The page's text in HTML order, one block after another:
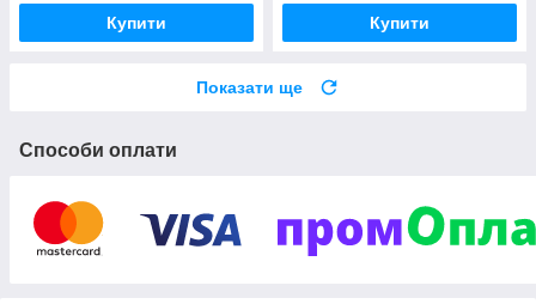
Купити Купити
Показати ще
Способи оплати